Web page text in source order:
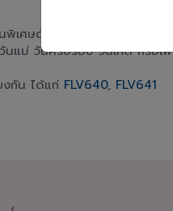
พิเศษด้วยแจกันไฮเดรนเยีย สื่
แม่ วันครบรอบ วันเกิด หรือเ
งกัน ได้แก่ FLV640, FLV641